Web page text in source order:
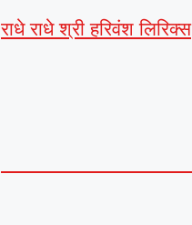
राधे राधे श्री हरिवंश लिरिक्स